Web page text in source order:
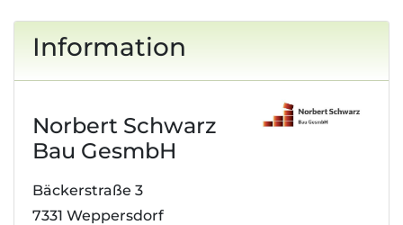
Information
Norbert Schwarz
Bau GesmbH
Bäckerstraße 3
7331 Weppersdorf